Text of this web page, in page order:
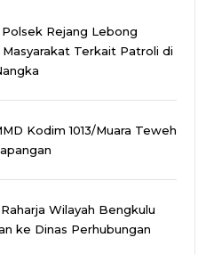
Rejang Lebong
Terkait Patroli di
Kodim 1013/Muara Teweh
Wilayah Bengkulu
ke Dinas Perhubungan